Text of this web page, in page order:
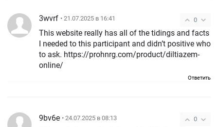
0
3wvrf • 21.07.2025 в 16:41
This website really has all of the tidings and facts
I needed to this participant and didn’t positive who
to ask. https://prohnrg.com/product/diltiazem-
online/
Ответить
0
9bv6e • 24.07.2025 в 08:13